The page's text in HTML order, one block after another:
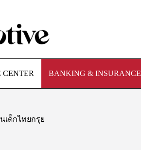
CENTER BANKING & INSURANCE
เด็กไทยกรุย